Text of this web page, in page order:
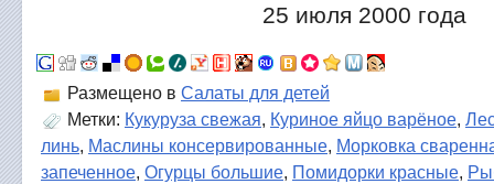
25 июля 2000 года
Размещено в Салаты для детей
Метки: Кукуруза свежая, Куриное яйцо варёное,
линь, Маслины консервированные, Морковка
запеченное, Огурцы большие, Помидорки красные,